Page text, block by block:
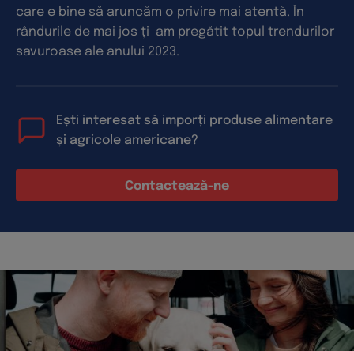
care e bine să aruncăm o privire mai atentă. În
rândurile de mai jos ți-am pregătit topul trendurilor
savuroase ale anului 2023.
Ești interesat să imporți produse alimentare
și agricole americane?
Contactează-ne